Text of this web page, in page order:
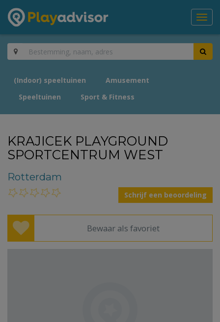
(Indoor) speeltuinen
Amusement
Speeltuinen
Sport & Fitness
KRAJICEK PLAYGROUND
SPORTCENTRUM WEST
Rotterdam
Schrijf een beoordeling
Bewaar als favoriet